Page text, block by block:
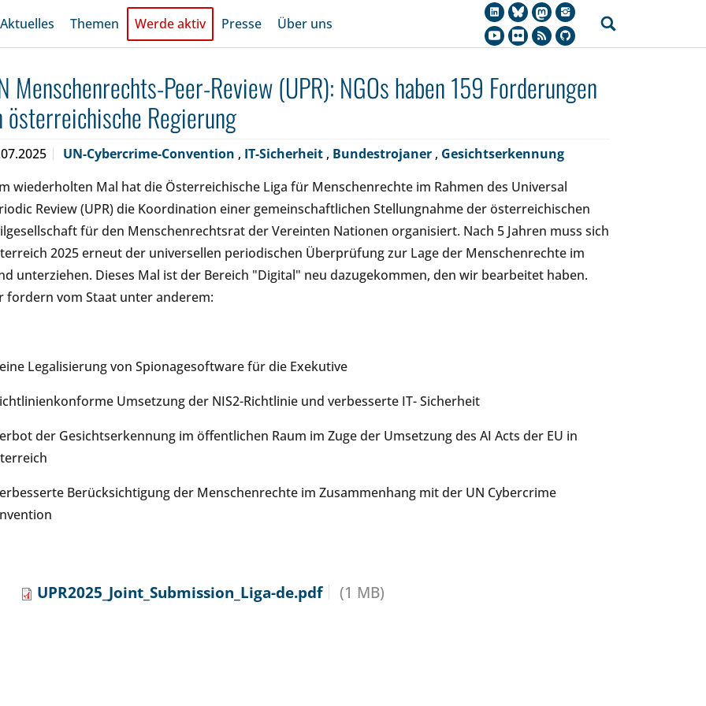
Aktuelles Themen Werde aktiv Presse Über uns
Menschenrechts-Peer-Review (UPR): NGOs haben 159 Forderungen
österreichische Regierung
UN-Cybercrime-Convention , IT-Sicherheit , Bundestrojaner , Gesichtserkennung
wiederholten Mal hat die Österreichische Liga für Menschenrechte im Rahmen des Universal
Review (UPR) die Koordination einer gemeinschaftlichen Stellungnahme der österreichischen
für den Menschenrechtsrat der Vereinten Nationen organisiert. Nach 5 Jahren muss sich
2025 erneut der universellen periodischen Überprüfung zur Lage der Menschenrechte im
unterziehen. Dieses Mal ist der Bereich "Digital" neu dazugekommen, den wir bearbeitet haben.
fordern vom Staat unter anderem:
Legalisierung von Spionagesoftware für die Exekutive
Umsetzung der NIS2-Richtlinie und verbesserte IT- Sicherheit
der Gesichtserkennung im öffentlichen Raum im Zuge der Umsetzung des AI Acts der EU in
Berücksichtigung der Menschenrechte im Zusammenhang mit der UN Cybercrime
UPR2025_Joint_Submission_Liga-de.pdf (1 MB)